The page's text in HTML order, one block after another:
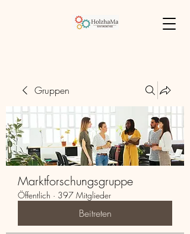
Gruppen
Marktforschungsgruppe
Öffentlich · 397 Mitglieder
Beitreten